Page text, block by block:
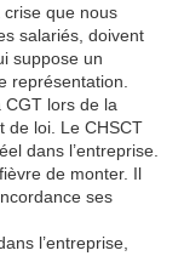
que nous
salariés, doivent
suppose un
représentation.
CGT lors de la
de loi. Le CHSCT
dans l’entreprise.
de monter. Il
ses
l’entreprise,